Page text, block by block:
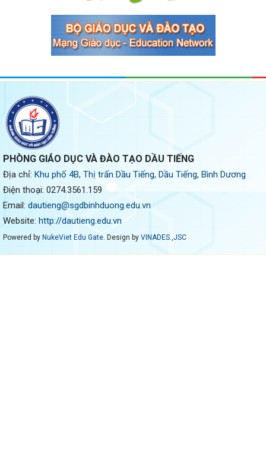
PHÒNG GIÁO DỤC VÀ ĐÀO TẠO DẦU TIẾNG
Địa chỉ: Khu phố 4B, Thị trấn Dầu Tiếng, Dầu Tiếng, Bình Dương
Điện thoại: 0274.3561.159
Email: dautieng@sgdbinhduong.edu.vn
Website: http://dautieng.edu.vn
Powered by NukeViet Edu Gate. Design by VINADES.,JSC